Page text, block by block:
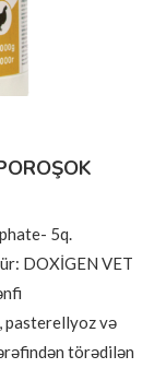
5q.
DOXİGEN VET
pasterellyoz və
törədilən